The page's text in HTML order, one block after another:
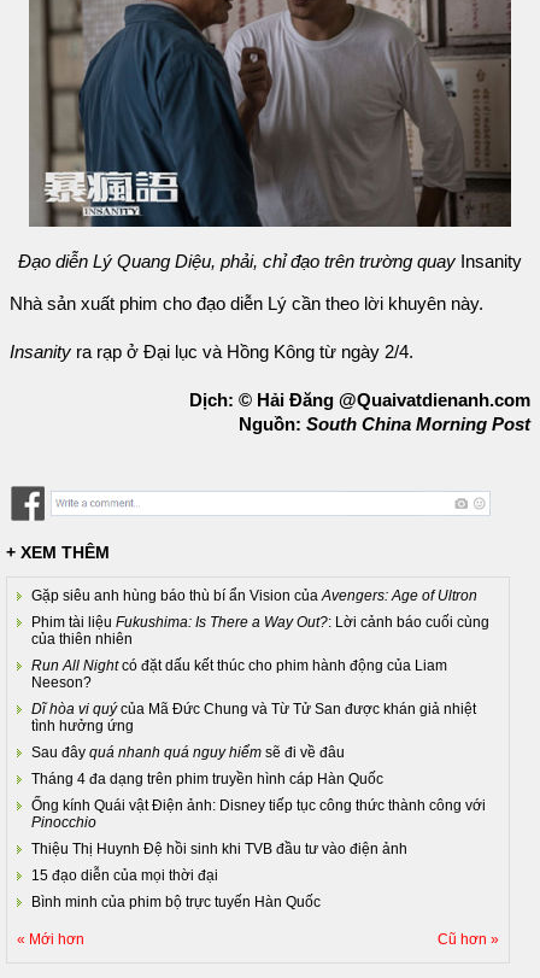
Đạo diễn Lý Quang Diệu, phải, chỉ đạo trên trường quay Insanity
Nhà sản xuất phim cho đạo diễn Lý cần theo lời khuyên này.
Insanity ra rạp ở Đại lục và Hồng Kông từ ngày 2/4.
Dịch: © Hải Đăng @Quaivatdienanh.com
Nguồn: South China Morning Post
+ XEM THÊM
Gặp siêu anh hùng báo thù bí ẩn Vision của Avengers: Age of Ultron
Phim tài liệu Fukushima: Is There a Way Out?: Lời cảnh báo cuối cùng
của thiên nhiên
Run All Nightcó đặt dấu kết thúc cho phim hành động của Liam
Neeson?
Dĩ hòa vi quýcủa Mã Đức Chung và Từ Tử San được khán giả nhiệt
tình hưởng ứng
Sau đây quá nhanh quá nguy hiểm sẽ đi về đâu
Tháng 4 đa dạng trên phim truyền hình cáp Hàn Quốc
Ống kính Quái vật Điện ảnh: Disney tiếp tục công thức thành công với
Pinocchio
Thiệu Thị Huynh Đệ hồi sinh khi TVB đầu tư vào điện ảnh
15 đạo diễn của mọi thời đại
Bình minh của phim bộ trực tuyến Hàn Quốc
« Mới hơn Cũ hơn »